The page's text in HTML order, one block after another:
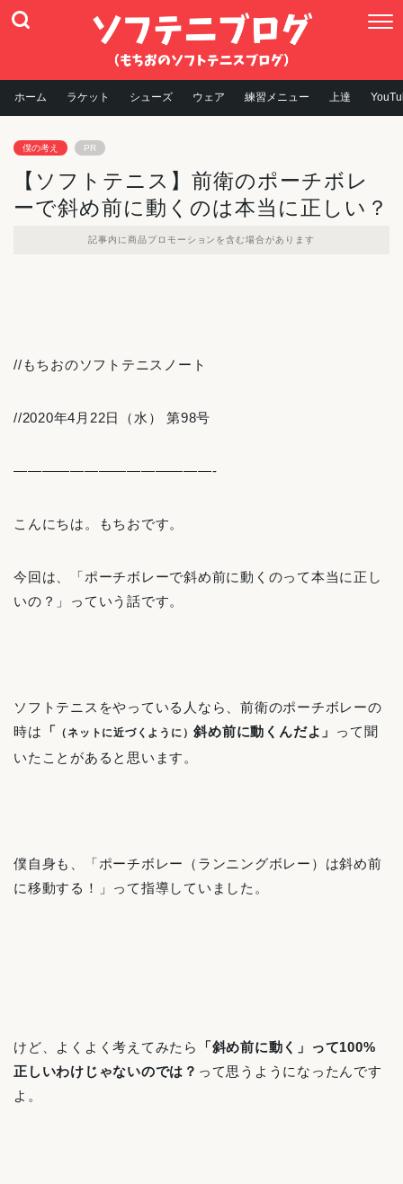
ホーム ラケット シューズ ウェア 練習メニュー 上達
僕の考え PR
【ソフトテニス】前衛のポーチボレ
ーで斜め前に動くのは本当に正しい？
記事内に商品プロモーションを含む場合があります
//もちおのソフトテニスノート
//2020年4月22日（水） 第98号
——————————————-
こんにちは。もちおです。
今回は、「ポーチボレーで斜め前に動くのって本当に正し
いの？」っていう話です。
ソフトテニスをやっている人なら、前衛のポーチボレーの
時は 「 （ネットに近づくように）斜め前に動くんだよ」
って聞
いたことがあると思います。
僕自身も、「ポーチボレー（ランニングボレー）は斜め前
に移動する！」って指導していました。
けど、よくよく考えてみたら
「斜め前に動く」って100%
正しいわけじゃないのでは？ って思うようになったんです
よ。